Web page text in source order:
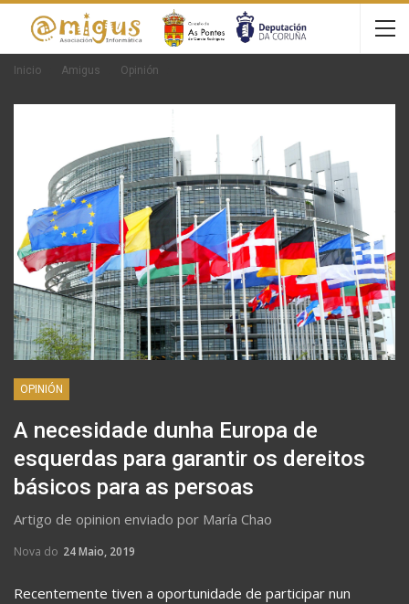
Inicio Amigus Opinión
OPINIÓN
A necesidade dunha Europa de
esquerdas para garantir os dereitos
básicos para as persoas
Artigo de opinion enviado por María Chao
Nova do 24 Maio, 2019
Recentemente tiven a oportunidade de participar nun